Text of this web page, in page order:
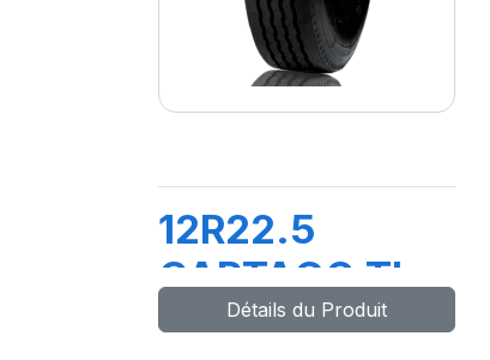
12R22.5
CARTAGO TL
152/148M
Détails du Produit